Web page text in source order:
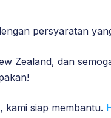
persyaratan
Zealand, dan
siap membantu.